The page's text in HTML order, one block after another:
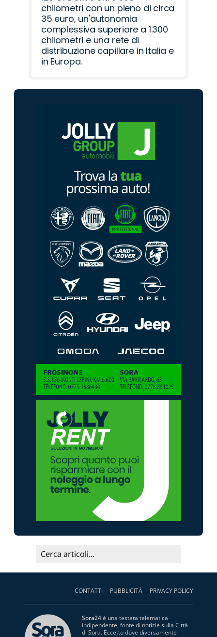
chilometri con un pieno di circa
35 euro, un'autonomia
complessiva superiore a 1.300
chilometri e una rete di
distribuzione capillare in Italia e
in Europa.
CONTATTI PUBBLICITÀ PRIVACY POLICY
Sora24è una testata telematica
indipendente, fonte di notizie sulla Città
di Sora. Eccetto dove diversamente